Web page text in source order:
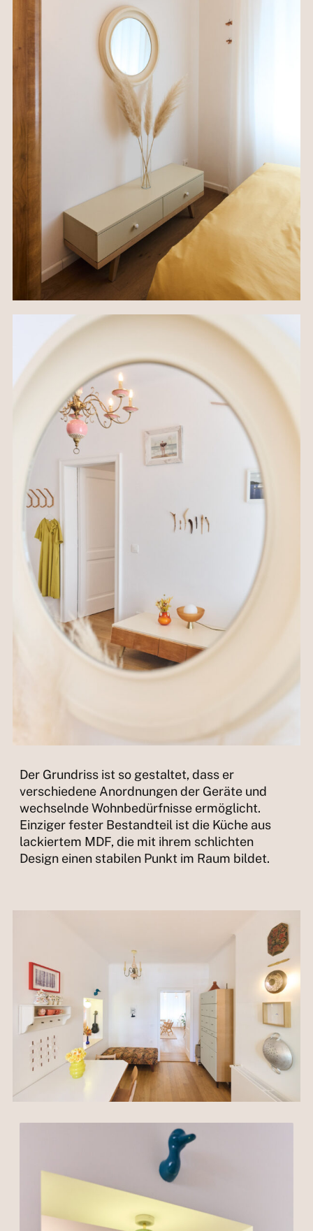
Der Grundriss ist so gestaltet, dass er
verschiedene Anordnungen der Geräte und
wechselnde Wohnbedürfnisse ermöglicht.
Einziger fester Bestandteil ist die Küche aus
lackiertem MDF, die mit ihrem schlichten
Design einen stabilen Punkt im Raum bildet.